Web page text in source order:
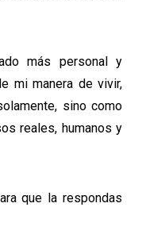
más personal y
mi manera de vivir,
sino como
reales, humanos y
que la respondas